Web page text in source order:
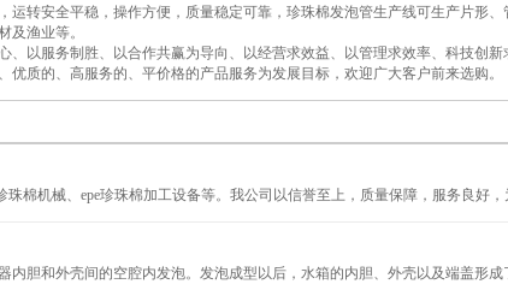
安全平稳，操作方便，质量稳定可靠，珍珠棉发泡管生产线可生产片形
及渔业等。
服务制胜、以合作共赢为导向、以经营求效益、以管理求效率、科技创
质的、高服务的、平价格的产品服务为发展目标，欢迎广大客户前来选购。
棉机械、epe珍珠棉加工设备等。我公司以信誉至上，质量保障，服务良好
胆和外壳间的空腔内发泡。发泡成型以后，水箱的内胆、外壳以及端盖形成